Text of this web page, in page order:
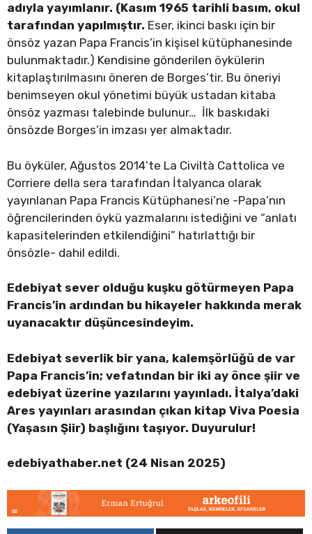
adıyla yayımlanır. (Kasım 1965 tarihli basım, okul
tarafından yapılmıştır. Eser, ikinci baskı için bir
önsöz yazan Papa Francis’in kişisel kütüphanesinde
bulunmaktadır.) Kendisine gönderilen öykülerin
kitaplaştırılmasını öneren de Borges’tir. Bu öneriyi
benimseyen okul yönetimi büyük ustadan kitaba
önsöz yazması talebinde bulunur… İlk baskıdaki
önsözde Borges’in imzası yer almaktadır.
Bu öyküler, Ağustos 2014’te La Civiltà Cattolica ve
Corriere della sera tarafından İtalyanca olarak
yayınlanan Papa Francis Kütüphanesi’ne -Papa’nın
öğrencilerinden öykü yazmalarını istediğini ve “anlatı
kapasitelerinden etkilendiğini” hatırlattığı bir
önsözle- dahil edildi.
Edebiyat sever olduğu kuşku götürmeyen Papa
Francis’in ardından bu hikayeler hakkında merak
uyanacaktır düşüncesindeyim.
Edebiyat severlik bir yana, kalemşörlüğü de var
Papa Francis’in; vefatından bir iki ay önce şiir ve
edebiyat üzerine yazılarını yayınladı. İtalya’daki
Ares yayınları arasından çıkan kitap Viva Poesia
(Yaşasın Şiir) başlığını taşıyor. Duyurulur!
edebiyathaber.net (24 Nisan 2025)